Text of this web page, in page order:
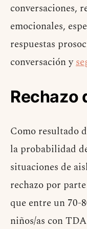
conversaciones,
emocionales,
respuestas
conversación y
Rechazo
Como resultado
la probabilidad
situaciones de
rechazo por
que entre un 70-
niños/as con